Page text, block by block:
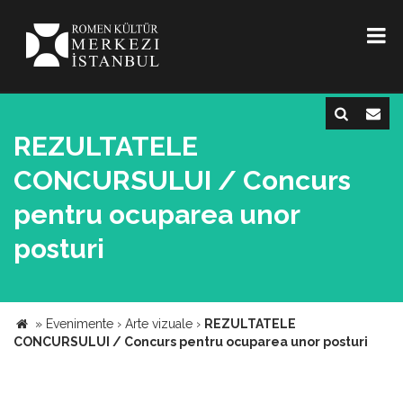
REZULTATELE
CONCURSULUI / Concurs
pentru ocuparea unor
posturi
» Evenimente › Arte vizuale › REZULTATELE
CONCURSULUI / Concurs pentru ocuparea unor posturi